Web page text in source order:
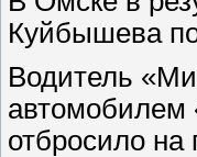
Куйбышева
Водитель
автомобилем
отбросило